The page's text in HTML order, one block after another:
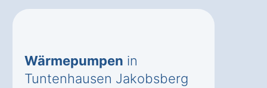
Wärmepumpen in
Tuntenhausen Jakobsberg